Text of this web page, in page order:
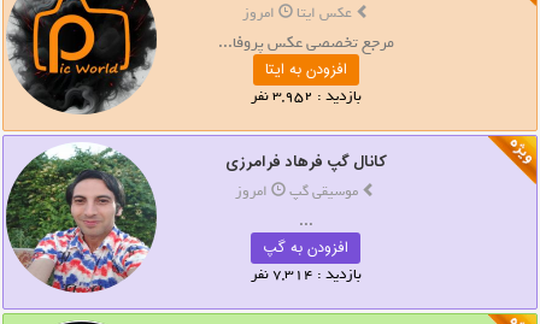
عکس ایتا امروز
مرجع تخصصی عکس پروفا...
افزودن به ایتا
بازدید : 3,952 نفر
کانال گپ فرهاد فرامرزی
موسیقی گپ امروز
...
افزودن به گپ
بازدید : 7,314 نفر